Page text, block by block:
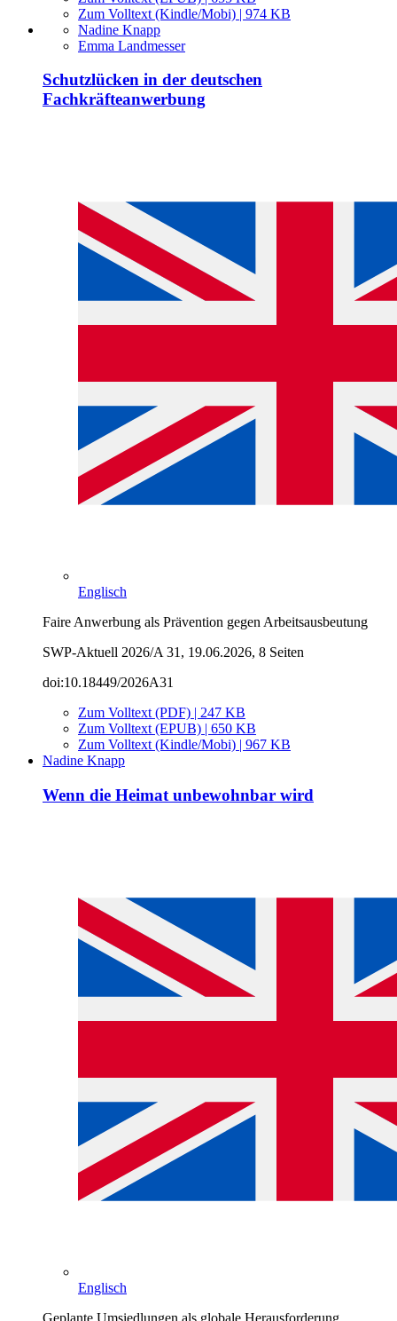
Zum Volltext (Kindle/Mobi) | 974 KB
Nadine Knapp
Emma Landmesser
Schutzlücken in der deutschen
Fachkräfteanwerbung
Englisch
Faire Anwerbung als Prävention gegen Arbeitsausbeutung
SWP-Aktuell 2026/A 31, 19.06.2026, 8 Seiten
doi:10.18449/2026A31
Zum Volltext (PDF) | 247 KB
Zum Volltext (EPUB) | 650 KB
Zum Volltext (Kindle/Mobi) | 967 KB
Nadine Knapp
Wenn die Heimat unbewohnbar wird
Englisch
Geplante Umsiedlungen als globale Herausforderung